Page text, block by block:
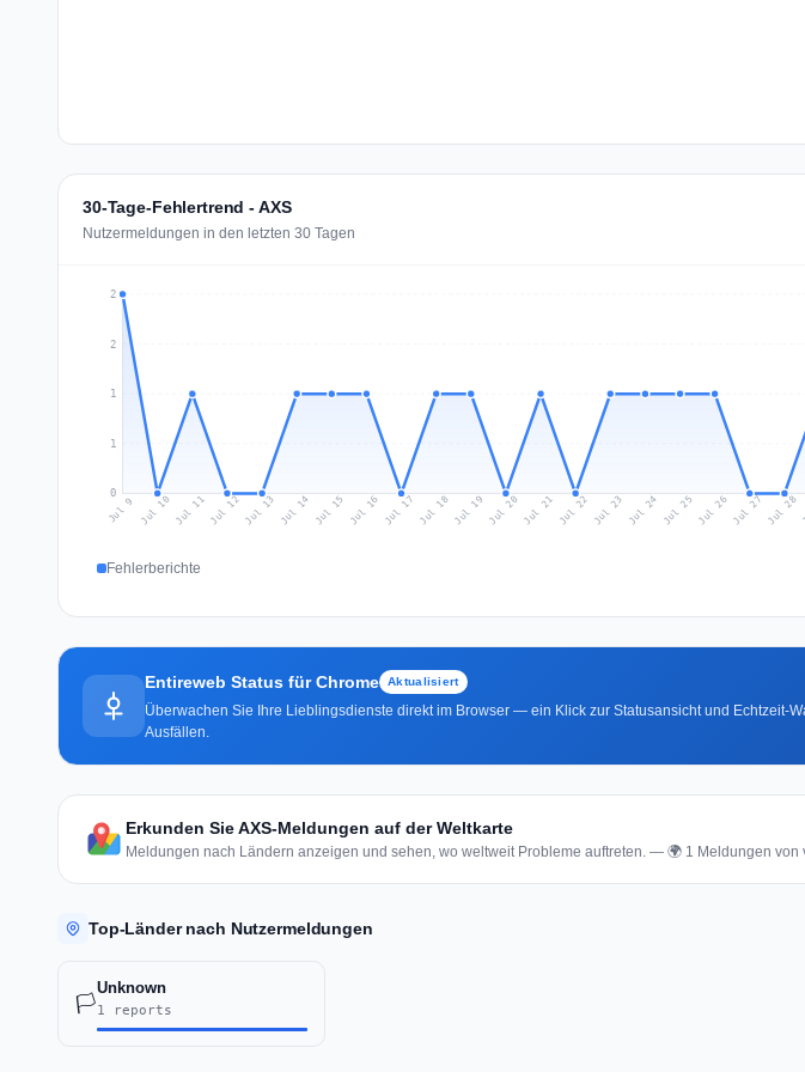
30-Tage-Fehlertrend - AXS
Nutzermeldungen in den letzten 30 Tagen
0
1
1
2
2
Jul 9 Jul 10 Jul 11Jul 12Jul 13 Jul 14 Jul 15 Jul 16 Jul 17 Jul 18Jul 19 Jul 20 Jul 21 Jul 22 Jul 23 Jul 24 Jul 25 Jul 26Jul 27 Jul 28
Fehlerberichte
Entireweb Status für Chrome Aktualisiert
Überwachen Sie Ihre Lieblingsdienste direkt im Browser — ein Klick zur Statusansicht und Echtzeit-
Ausfällen.
Erkunden Sie AXS-Meldungen auf der Weltkarte
Meldungen nach Ländern anzeigen und sehen, wo weltweit Probleme auftreten. — 🌍 1 Meldungen von
Top-Länder nach Nutzermeldungen
🏳️
Unknown
1 reports